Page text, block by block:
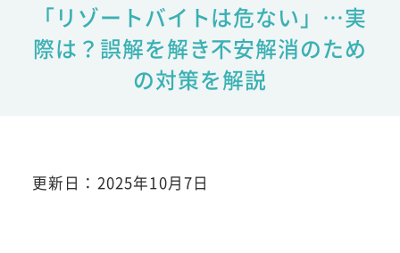
「リゾートバイトは危ない」…実
際は？誤解を解き不安解消のため
の対策を解説
更新日：2025年10月7日